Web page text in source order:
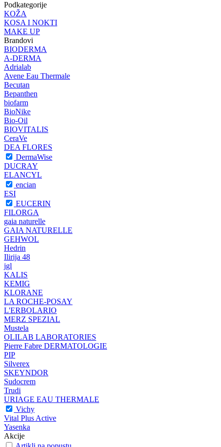
Podkategorije
KOŽA
KOSA I NOKTI
MAKE UP
Brandovi
BIODERMA
A-DERMA
Adrialab
Avene Eau Thermale
Becutan
Bepanthen
biofarm
BioNike
Bio-Oil
BIOVITALIS
CeraVe
DEA FLORES
DermaWise
DUCRAY
ELANCYL
encian
ESI
EUCERIN
FILORGA
gaia naturelle
GAIA NATURELLE
GEHWOL
Hedrin
Ilirija 48
jgl
KALIS
KEMIG
KLORANE
LA ROCHE-POSAY
L'ERBOLARIO
MERZ SPEZIAL
Mustela
OLILAB LABORATORIES
Pierre Fabre DERMATOLOGIE
PIP
Silverex
SKEYNDOR
Sudocrem
Trudi
URIAGE EAU THERMALE
Vichy
Vital Plus Active
Yasenka
Akcije